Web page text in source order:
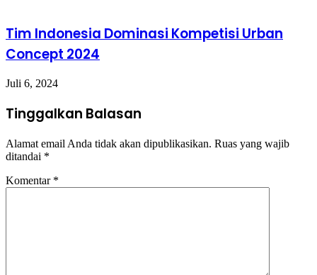
Tim Indonesia Dominasi Kompetisi Urban
Concept 2024
Juli 6, 2024
Tinggalkan Balasan
Alamat email Anda tidak akan dipublikasikan. Ruas yang wajib
ditandai *
Komentar *